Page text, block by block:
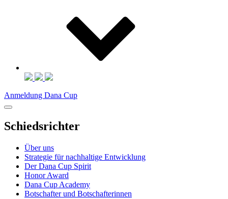
Anmeldung Dana Cup
Schiedsrichter
Über uns
Strategie für nachhaltige Entwicklung
Der Dana Cup Spirit
Honor Award
Dana Cup Academy
Botschafter und Botschafterinnen